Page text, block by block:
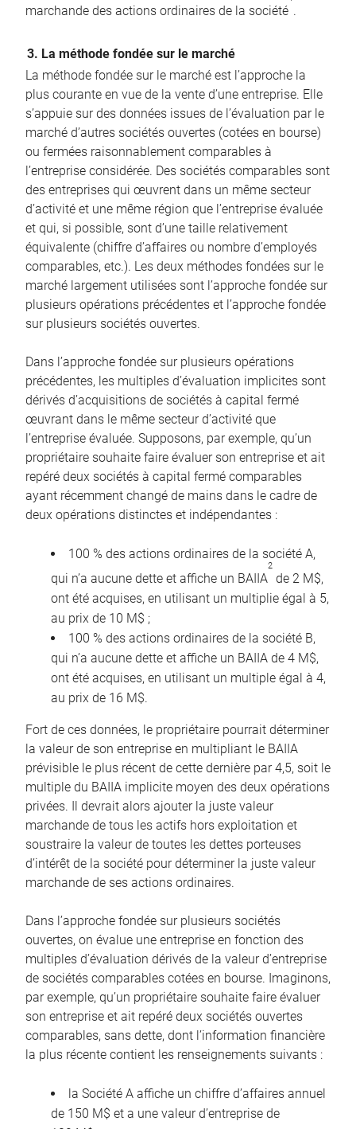
marchande des actions ordinaires de la société .
3. La méthode fondée sur le marché
La méthode fondée sur le marché est l’approche la
plus courante en vue de la vente d’une entreprise. Elle
s’appuie sur des données issues de l’évaluation par le
marché d’autres sociétés ouvertes (cotées en bourse)
ou fermées raisonnablement comparables à
l’entreprise considérée. Des sociétés comparables sont
des entreprises qui œuvrent dans un même secteur
d’activité et une même région que l’entreprise évaluée
et qui, si possible, sont d’une taille relativement
équivalente (chiffre d’affaires ou nombre d’employés
comparables, etc.). Les deux méthodes fondées sur le
marché largement utilisées sont l’approche fondée sur
plusieurs opérations précédentes et l’approche fondée
sur plusieurs sociétés ouvertes.
Dans l’approche fondée sur plusieurs opérations
précédentes, les multiples d’évaluation implicites sont
dérivés d’acquisitions de sociétés à capital fermé
œuvrant dans le même secteur d’activité que
l’entreprise évaluée. Supposons, par exemple, qu’un
propriétaire souhaite faire évaluer son entreprise et ait
repéré deux sociétés à capital fermé comparables
ayant récemment changé de mains dans le cadre de
deux opérations distinctes et indépendantes :
100 % des actions ordinaires de la société A,
qui n’a aucune dette et affiche un BAIIA
2
de 2 M$,
ont été acquises, en utilisant un multiplie égal à 5,
au prix de 10 M$ ;
100 % des actions ordinaires de la société B,
qui n’a aucune dette et affiche un BAIIA de 4 M$,
ont été acquises, en utilisant un multiple égal à 4,
au prix de 16 M$.
Fort de ces données, le propriétaire pourrait déterminer
la valeur de son entreprise en multipliant le BAIIA
prévisible le plus récent de cette dernière par 4,5, soit le
multiple du BAIIA implicite moyen des deux opérations
privées. Il devrait alors ajouter la juste valeur
marchande de tous les actifs hors exploitation et
soustraire la valeur de toutes les dettes porteuses
d’intérêt de la société pour déterminer la juste valeur
marchande de ses actions ordinaires.
Dans l’approche fondée sur plusieurs sociétés
ouvertes, on évalue une entreprise en fonction des
multiples d’évaluation dérivés de la valeur d’entreprise
de sociétés comparables cotées en bourse. Imaginons,
par exemple, qu’un propriétaire souhaite faire évaluer
son entreprise et ait repéré deux sociétés ouvertes
comparables, sans dette, dont l’information financière
la plus récente contient les renseignements suivants :
la Société A affiche un chiffre d’affaires annuel
de 150 M$ et a une valeur d’entreprise de